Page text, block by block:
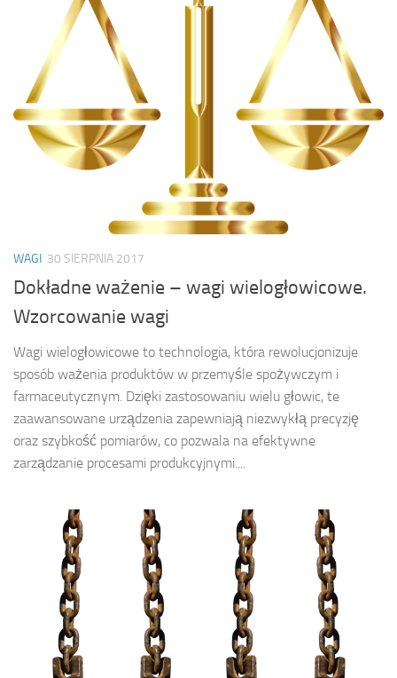
WAGI 30 SIERPNIA 2017
Dokładne ważenie – wagi wielogłowicowe.
Wzorcowanie wagi
Wagi wielogłowicowe to technologia, która rewolucjonizuje
sposób ważenia produktów w przemyśle spożywczym i
farmaceutycznym. Dzięki zastosowaniu wielu głowic, te
zaawansowane urządzenia zapewniają niezwykłą precyzję
oraz szybkość pomiarów, co pozwala na efektywne
zarządzanie procesami produkcyjnymi....